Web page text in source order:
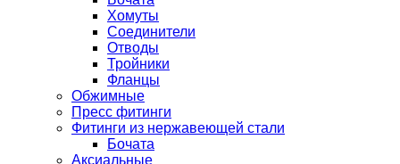
Хомуты
Соединители
Отводы
Тройники
Фланцы
Обжимные
Пресс фитинги
Фитинги из нержавеющей стали
Бочата
Аксиальные